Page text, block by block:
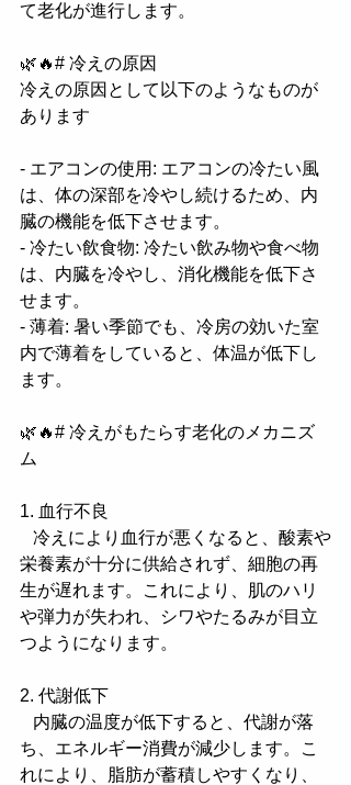
て老化が進行します。
🌿🔥# 冷えの原因
冷えの原因として以下のようなものが
あります
- エアコンの使用: エアコンの冷たい風
は、体の深部を冷やし続けるため、内
臓の機能を低下させます。
- 冷たい飲食物: 冷たい飲み物や食べ物
は、内臓を冷やし、消化機能を低下さ
せます。
- 薄着: 暑い季節でも、冷房の効いた室
内で薄着をしていると、体温が低下し
ます。
🌿🔥# 冷えがもたらす老化のメカニズ
ム
1. 血行不良
栄養素が十分に供給されず、細胞の再
生が遅れます。これにより、肌のハリ
や弾力が失われ、シワやたるみが目立
つようになります。
2. 代謝低下
ち、エネルギー消費が減少します。こ
れにより、脂肪が蓄積しやすくなり、